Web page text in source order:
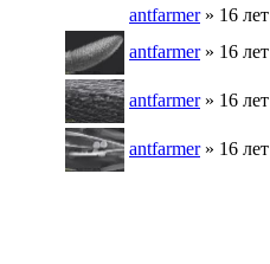
antfarmer» 16 лет
antfarmer» 16 лет
antfarmer» 16 лет
antfarmer» 16 лет